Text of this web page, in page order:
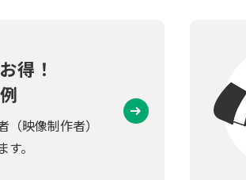
得！
映像制作者）
。